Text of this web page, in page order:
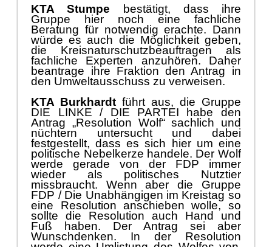
würde es auch die Möglichkeit geben,
die Kreisnaturschutzbeauftragen als
fachliche Experten anzuhören. Daher
beantrage ihre Fraktion den Antrag in
den Umweltausschuss zu verweisen
KTA Burkhardt führt aus, die Gruppe
DIE LINKE
/ DIE PARTEI habe den
nüchtern untersucht unddabei
festgestellt, dass es sich hier um eine
politische Nebelkerze handele. Der Wolf
werde g
erade von der FDP immer
wieder als politisches Nutztier
missbraucht. Wenn aber die Gruppe
FDP / Die Unabhängigen im Kreistag so
eine Resolution anschieben wolle,so
sollte dieResolution auch Hand und
Fußhaben. Der Antrag sei aber
Wunschdenken. In der Resolut ion
werde eine Umlistung des Wolfes von
Anhang 4 der FFH Richtlinien in
Anhang 5gefordert . Eine solche